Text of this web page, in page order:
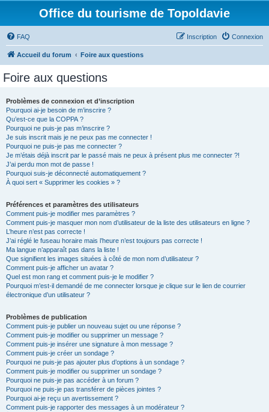
Office du tourisme de Topoldavie
FAQ Connexion
Inscription
Accueil du forum Foire aux questions
Foire aux questions
Problèmes de connexion et d’inscription
Pourquoi ai-je besoin de m’inscrire ?
Qu’est-ce que la COPPA ?
Pourquoi ne puis-je pas m’inscrire ?
Je suis inscrit mais je ne peux pas me connecter !
Pourquoi ne puis-je pas me connecter ?
Je m’étais déjà inscrit par le passé mais ne peux à présent plus me connecter ?!
J’ai perdu mon mot de passe !
Pourquoi suis-je déconnecté automatiquement ?
À quoi sert « Supprimer les cookies » ?
Préférences et paramètres des utilisateurs
Comment puis-je modifier mes paramètres ?
Comment puis-je masquer mon nom d’utilisateur de la liste des utilisateurs en ligne ?
L’heure n’est pas correcte !
J’ai réglé le fuseau horaire mais l’heure n’est toujours pas correcte !
Ma langue n’apparaît pas dans la liste !
Que signifient les images situées à côté de mon nom d’utilisateur ?
Comment puis-je afficher un avatar ?
Quel est mon rang et comment puis-je le modifier ?
Pourquoi m’est-il demandé de me connecter lorsque je clique sur le lien de courrier
électronique d’un utilisateur ?
Problèmes de publication
Comment puis-je publier un nouveau sujet ou une réponse ?
Comment puis-je modifier ou supprimer un message ?
Comment puis-je insérer une signature à mon message ?
Comment puis-je créer un sondage ?
Pourquoi ne puis-je pas ajouter plus d’options à un sondage ?
Comment puis-je modifier ou supprimer un sondage ?
Pourquoi ne puis-je pas accéder à un forum ?
Pourquoi ne puis-je pas transférer de pièces jointes ?
Pourquoi ai-je reçu un avertissement ?
Comment puis-je rapporter des messages à un modérateur ?